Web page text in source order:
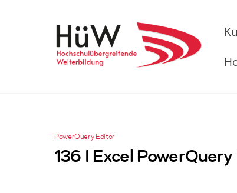
PowerQuery Editor
136 I Excel